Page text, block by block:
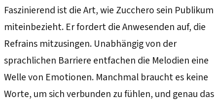
Faszinierend ist die Art, wie Zucchero sein Publikum
miteinbezieht. Er fordert die Anwesenden auf, die
Refrains mitzusingen. Unabhängig von der
sprachlichen Barriere entfachen die Melodien eine
Welle von Emotionen. Manchmal braucht es keine
Worte, um sich verbunden zu fühlen, und genau das